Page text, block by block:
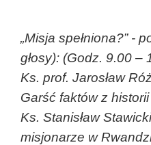
„Misja spełniona?” -
głosy): (Godz. 9.00 –
Ks. prof. Jarosław
Garść faktów z
Ks. Stanisław
misjonarze w